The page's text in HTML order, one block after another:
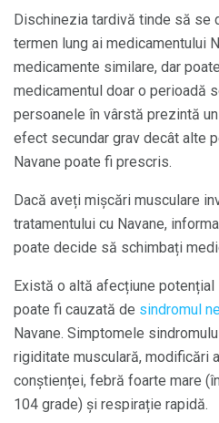
Dischinezia tardivă tinde să se
termen lung ai medicamentului
medicamente similare, dar
medicamentul doar o perioadă
persoanele în vârstă prezintă
efect secundar grav decât alte
Navane poate fi prescris.
Dacă aveți mișcări musculare
tratamentului cu Navane,
poate decide să schimbați
Există o altă afecțiune
poate fi cauzată de sindromul
Navane. Simptomele
rigiditate musculară, modificări
conștienței, febră foarte mare
104 grade) și respirație rapidă.